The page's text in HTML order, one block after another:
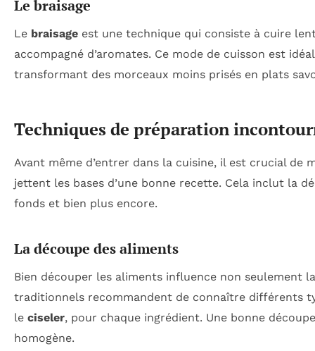
Le braisage
Le braisage est une technique qui consiste à cuire
accompagné d’aromates. Ce mode de cuisson est
transformant des morceaux moins prisés en plats
Techniques de préparation
Avant même d’entrer dans la cuisine, il est crucial de
jettent les bases d’une bonne recette. Cela inclut la
fonds et bien plus encore.
La découpe des aliments
Bien découper les aliments influence non seulement
traditionnels recommandent de connaître différents
le ciseler, pour chaque ingrédient. Une bonne
homogène.